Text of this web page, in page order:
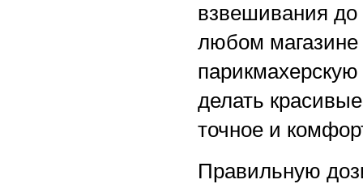
взвешивания до
любом магазине
делать
точное и
Правильную